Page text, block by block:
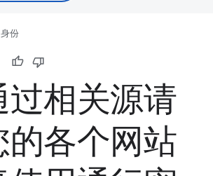
身份
过相关源请
各个网站